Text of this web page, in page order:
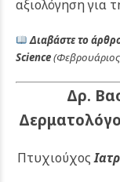
αξιολόγηση για
Διαβάστε το
Science
Δρ.
Πτυχιούχος